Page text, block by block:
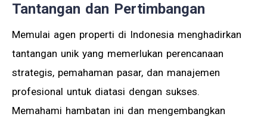
Tantangan dan Pertimbangan
Memulai agen properti di Indonesia menghadirkan
tantangan unik yang memerlukan perencanaan
strategis, pemahaman pasar, dan manajemen
profesional untuk diatasi dengan sukses.
Memahami hambatan ini dan mengembangkan